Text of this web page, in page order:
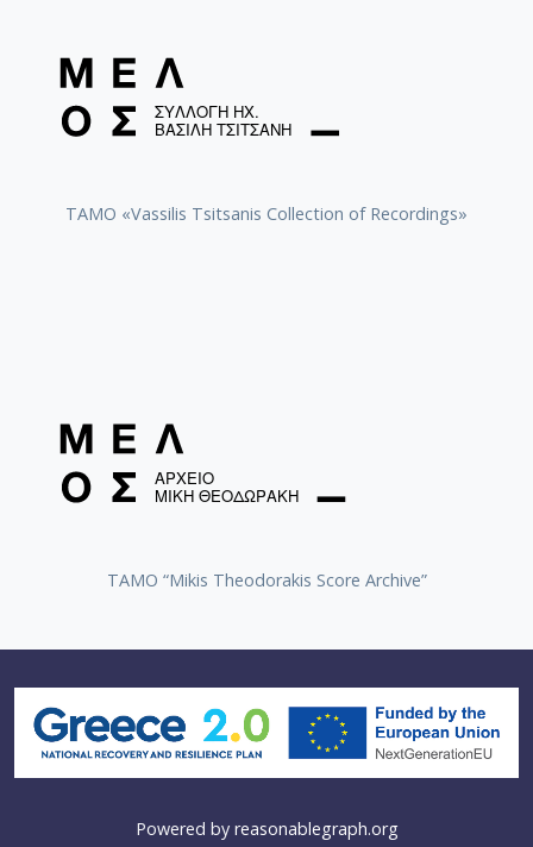
TAMO «Vassilis Tsitsanis Collection of Recordings»
TAMO “Mikis Theodorakis Score Archive”
Powered by reasonablegraph.org